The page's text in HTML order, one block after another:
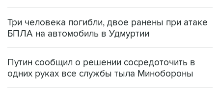
Три человека погибли, двое ранены при атаке
БПЛА на автомобиль в Удмуртии
Путин сообщил о решении сосредоточить в
одних руках все службы тыла Минобороны